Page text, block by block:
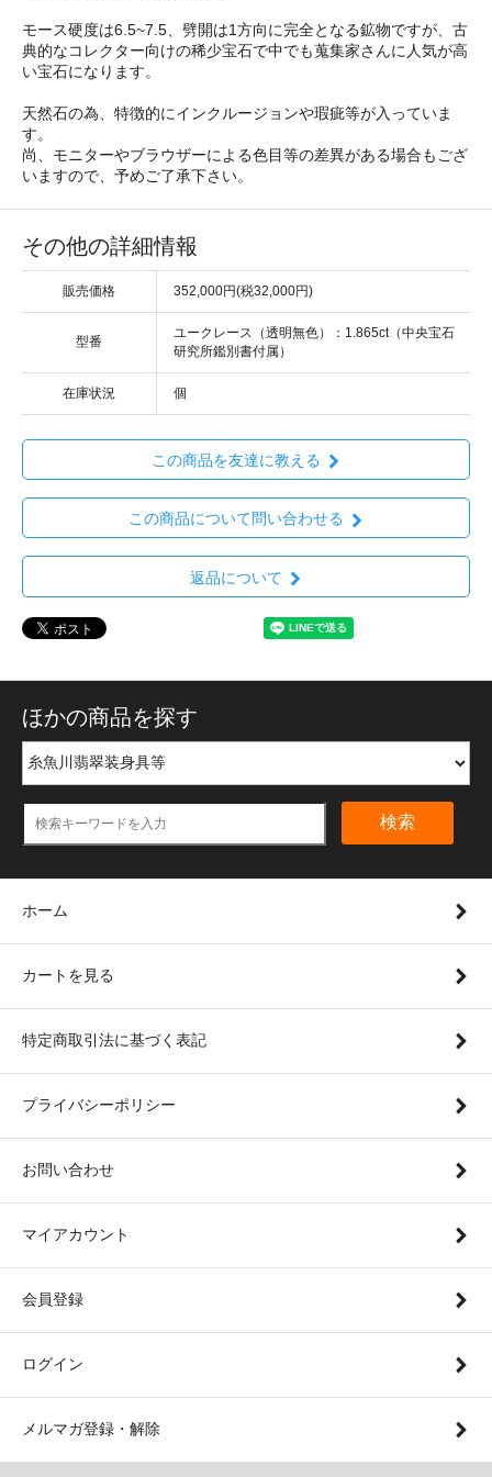
モース硬度は6.5~7.5、劈開は1方向に完全となる鉱物ですが、古
典的なコレクター向けの稀少宝石で中でも蒐集家さんに人気が高
い宝石になります。
天然石の為、特徴的にインクルージョンや瑕疵等が入っていま
す。
尚、モニターやブラウザーによる色目等の差異がある場合もござ
いますので、予めご了承下さい。
その他の詳細情報
販売価格 352,000円(税32,000円)
型番
ユークレース（透明無色）：1.865ct（中央宝石
研究所鑑別書付属）
在庫状況 個
この商品を友達に教える
この商品について問い合わせる
返品について
ほかの商品を探す
検索
ホーム
カートを見る
特定商取引法に基づく表記
プライバシーポリシー
お問い合わせ
マイアカウント
会員登録
ログイン
メルマガ登録・解除